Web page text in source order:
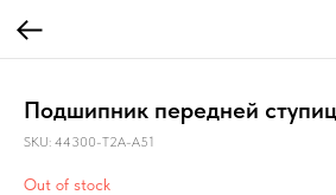
Подшипник передней
SKU: 44300-T2A-A51
Out of stock